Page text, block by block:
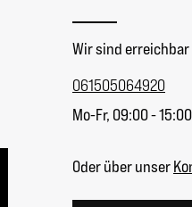
Wir sind
061505064920
Mo-Fr, 09:00 -
Oder über unser